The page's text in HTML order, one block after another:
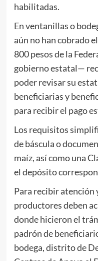
habilitadas.
En ventanillas o
aún no han cobrado
800 pesos de la
gobierno estatal—
poder revisar su
beneficiarias y
para recibir el pago
Los requisitos
de báscula o
maíz, así como una
el depósito
Para recibir atención
productores deben
donde hicieron el
padrón de
bodega, distrito de